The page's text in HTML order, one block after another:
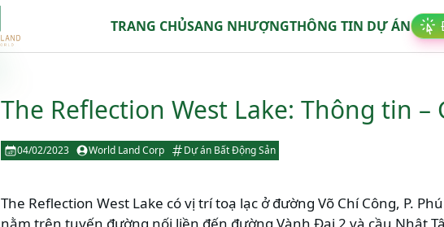
TRANG CHỦSANG NHƯỢNGTHÔNG TIN DỰ ÁN
The Reflection West Lake: Thông tin
04/02/2023 World Land Corp Dự án Bất Động Sản
The Reflection West Lake có vị trí toạ lạc ở đường Võ Chí Công, P.